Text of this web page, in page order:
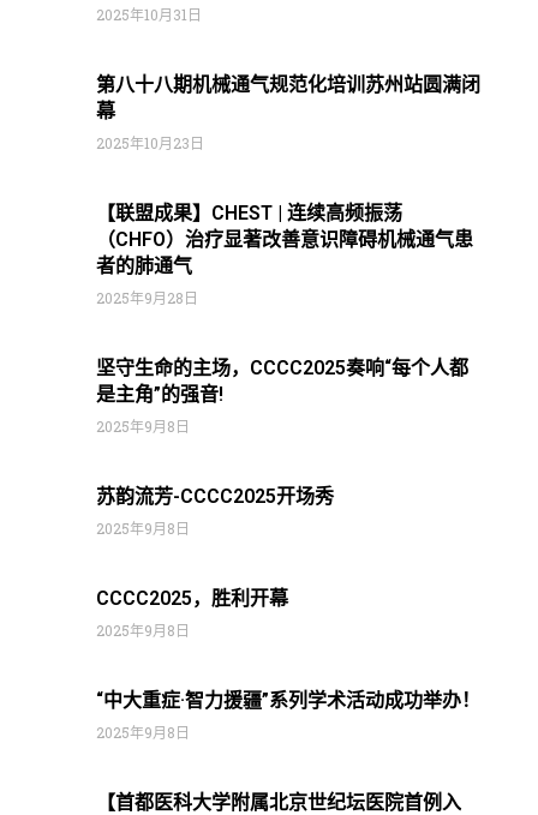
2025年10月31日
第八十八期机械通气规范化培训苏州站圆满闭
幕
2025年10月23日
【联盟成果】CHEST | 连续高频振荡
（CHFO）治疗显著改善意识障碍机械通气患
者的肺通气
2025年9月28日
坚守生命的主场，CCCC2025奏响“每个人都
是主角”的强音!
2025年9月8日
苏韵流芳-CCCC2025开场秀
2025年9月8日
CCCC2025，胜利开幕
2025年9月8日
“中大重症·智力援疆”系列学术活动成功举办！
2025年9月8日
【首都医科大学附属北京世纪坛医院首例入